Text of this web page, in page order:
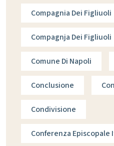
Compagnia Dei Figliuoli
Compagnja Dei Figliuoli
Comune Di Napoli
Conclusione
Condivisione
Conferenza Episcopale